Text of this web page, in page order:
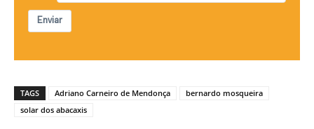
Enviar
TAGS Adriano Carneiro de Mendonça
bernardo mosqueira
solar dos abacaxis